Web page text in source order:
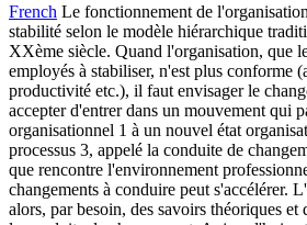
French Le fonctionnement de
stabilité selon le modèle hiérarchique
XXème siècle. Quand l'organisation, que
employés à stabiliser, n'est plus conforme
productivité etc.), il faut envisager le
accepter d'entrer dans un mouvement qui
organisationnel 1 à un nouvel état
processus 3, appelé la conduite de
que rencontre l'environnement
changements à conduire peut s'accélérer.
alors, par besoin, des savoirs théoriques